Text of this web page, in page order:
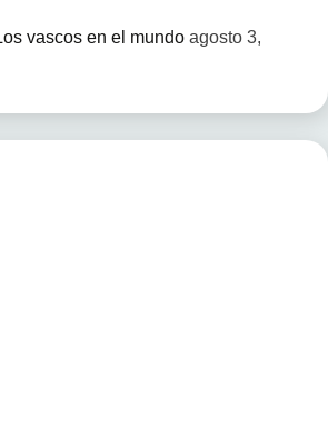
vascos en el mundo agosto 3,